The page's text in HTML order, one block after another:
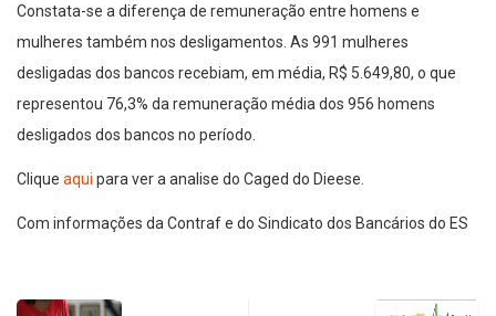
Constata-se a diferença de remuneração entre homens e
mulheres também nos desligamentos. As 991 mulheres
desligadas dos bancos recebiam, em média, R$ 5.649,80, o que
representou 76,3% da remuneração média dos 956 homens
desligados dos bancos no período.
Clique aqui para ver a analise do Caged do Dieese.
Com informações da Contraf e do Sindicato dos Bancários do ES